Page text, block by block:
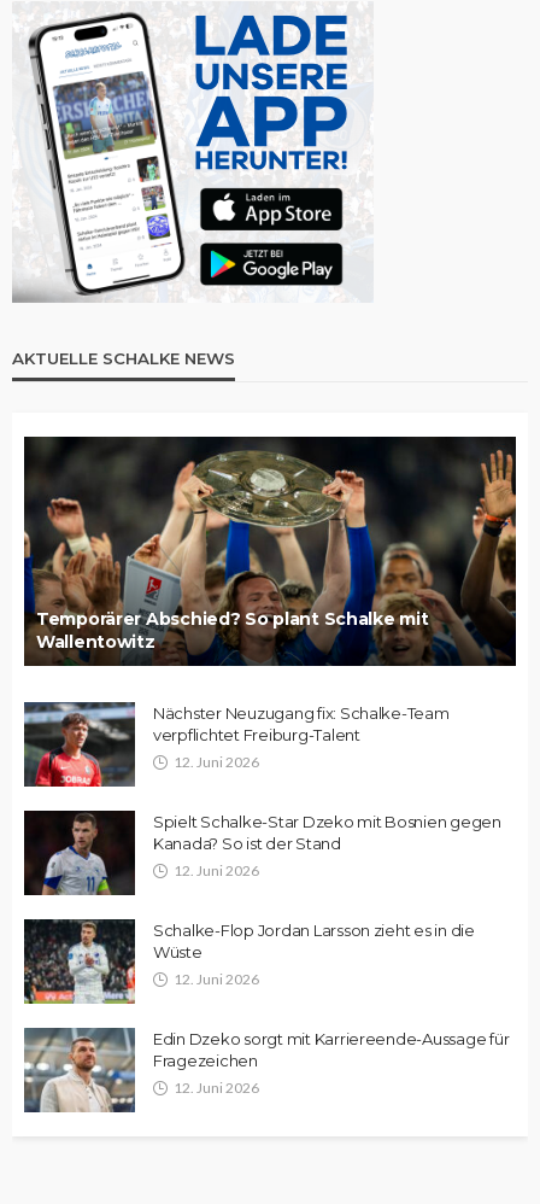
AKTUELLE SCHALKE NEWS
Temporärer Abschied? So plant Schalke mit
Wallentowitz
Nächster Neuzugang fix: Schalke-Team
verpflichtet Freiburg-Talent
12. Juni 2026
Spielt Schalke-Star Dzeko mit Bosnien gegen
Kanada? So ist der Stand
12. Juni 2026
Schalke-Flop Jordan Larsson zieht es in die
Wüste
12. Juni 2026
Edin Dzeko sorgt mit Karriereende-Aussage für
Fragezeichen
12. Juni 2026